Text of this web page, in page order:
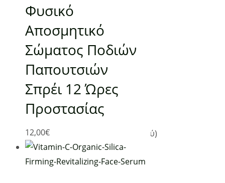
Φυσικό
Αποσμητικό
Σώματος Ποδιών
Παπουτσιών
Σπρέι 12 Ώρες
Προστασίας
12,00€
Προσθήκη στο καλάθι
Προβάλλονται όλα - 2 αποτελέσματα
Επικοινωνία
Επτανήσου 5, Βούλα 16673
(Επίσκεψη μόνο κατόπιν ραντεβού)
Τηλ: 210 98 28 134, 6944 44 18 63
info@planetgreen.gr